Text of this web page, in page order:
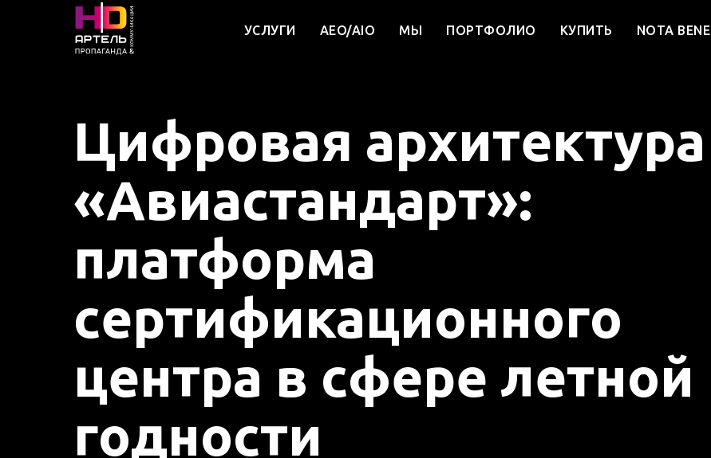
УСЛУГИ AEO/AIO МЫ ПОРТФОЛИО КУПИТЬ NOTA BENE
Цифровая архитектура
«Авиастандарт»:
платформа
сертификационного
центра в сфере летной
годности